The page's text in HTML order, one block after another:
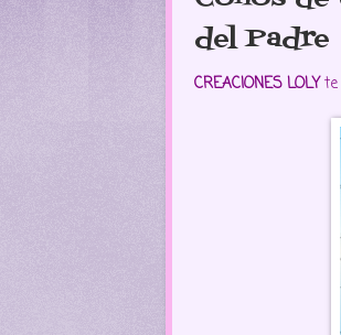
del Padre
CREACIONES LOLYte